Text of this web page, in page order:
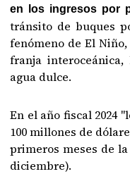
en los ingresos por
tránsito de buques
fenómeno de El
franja
agua dulce.
En el año fiscal 2024
100 millones de
primeros meses de
diciembre).